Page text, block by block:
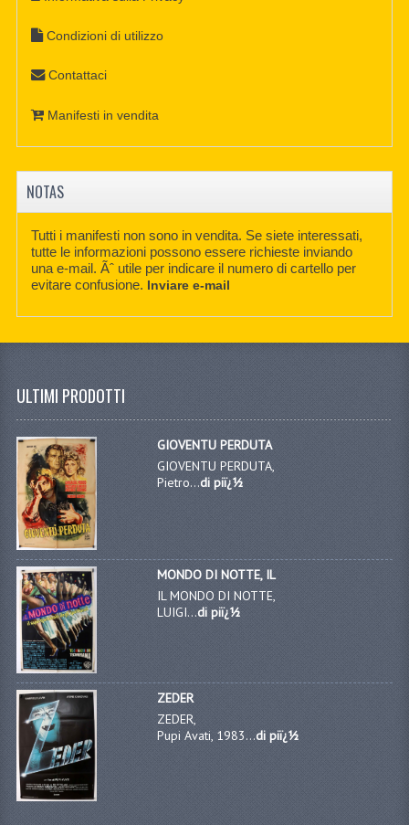
Condizioni di utilizzo
Contattaci
Manifesti in vendita
NOTAS
Tutti i manifesti non sono in vendita. Se siete interessati,
tutte le informazioni possono essere richieste inviando
una e-mail. Ãˆ utile per indicare il numero di cartello per
evitare confusione. Inviare e-mail
ULTIMI PRODOTTI
GIOVENTU PERDUTA
GIOVENTU PERDUTA,
Pietro...di piï¿½
MONDO DI NOTTE, IL
IL MONDO DI NOTTE,
LUIGI...di piï¿½
ZEDER
ZEDER,
Pupi Avati, 1983...di piï¿½